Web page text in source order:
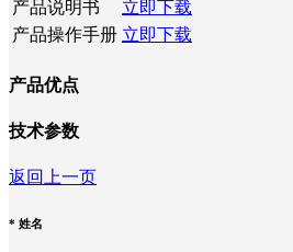
产品说明书
立即下载
产品操作手册 立即下载
产品优点
技术参数
返回上一页
* 姓名